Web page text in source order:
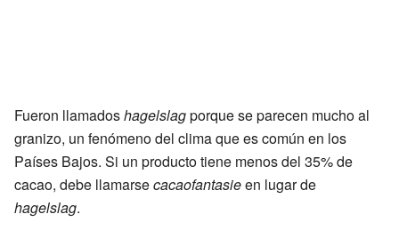
Fueron llamadoshagelslagporque se parecen mucho al
granizo, un fenómeno del clima que es común en los
Países Bajos. Si un producto tiene menos del 35% de
cacao, debe llamarsecacaofantasieen lugar de
hagelslag.